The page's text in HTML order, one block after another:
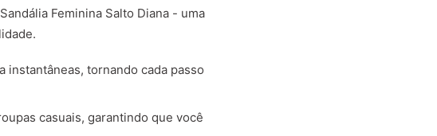
Feminina Salto Diana - uma
instantâneas, tornando cada passo
casuais, garantindo que você